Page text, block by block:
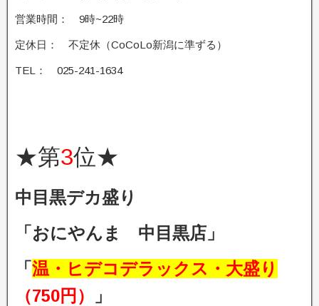
営業時間： 9時~22時
定休日： 不定休（CoCoLo新潟に準ずる）
TEL： 025-241-1634
★第3位★
中目黒デカ盛り
「おにやんま 中目黒店」
「 温・ヒデコデラックス・大盛り
（750円）
」